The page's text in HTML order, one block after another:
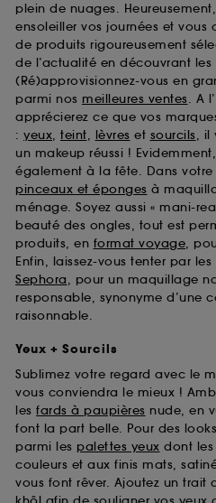
plein de nuages.
ensoleiller vos journées et
de produits rigoureusement
de l’actualité en découvrant les
(Ré)approvisionnez-vous en
parmi nos meilleures ventes. A
apprécierez ce que vos
: yeux, teint, lèvres et sourcils, il
un makeup réussi !
également à la fête. Dans votre
pinceaux et éponges à
ménage. Soyez aussi « mani-
beauté des ongles, tout est
produits, en format voyage,
Enfin, laissez-vous tenter par
Sephora, pour un maquillage
responsable, synonyme d’une
raisonnable.
Yeux + Sourcils
Sublimez votre regard avec le
vous conviendra le mieux !
les fards à paupières nude, en
font la part belle. Pour des
parmi les palettes yeux dont
couleurs et aux finis mats,
vous font rêver. Ajoutez un trait